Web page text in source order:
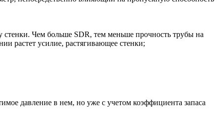
Чем больше SDR, тем меньше прочность трубы на
растет усилие, растягивающее стенки;
давление в нем, но уже с учетом коэффициента запаса